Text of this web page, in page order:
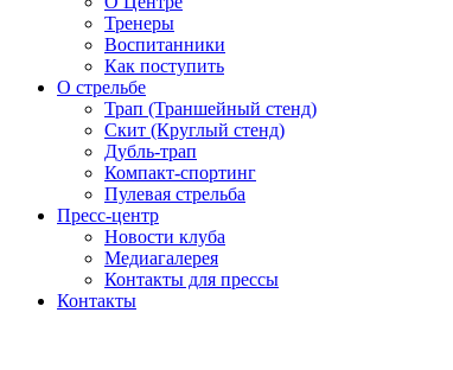
Тренеры
Воспитанники
Как поступить
О стрельбе
Трап (Траншейный стенд)
Скит (Круглый стенд)
Дубль-трап
Компакт-спортинг
Пулевая стрельба
Пресс-центр
Новости клуба
Медиагалерея
Контакты для прессы
Контакты